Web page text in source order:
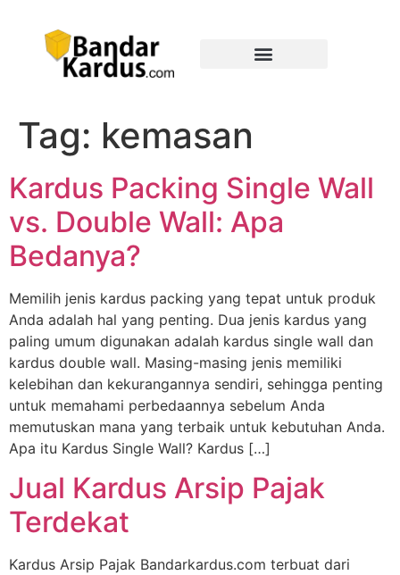
Tag: kemasan
Kardus Packing Single Wall
vs. Double Wall: Apa
Bedanya?
Memilih jenis kardus packing yang tepat untuk produk
Anda adalah hal yang penting. Dua jenis kardus yang
paling umum digunakan adalah kardus single wall dan
kardus double wall. Masing-masing jenis memiliki
kelebihan dan kekurangannya sendiri, sehingga penting
untuk memahami perbedaannya sebelum Anda
memutuskan mana yang terbaik untuk kebutuhan Anda.
Apa itu Kardus Single Wall? Kardus […]
Jual Kardus Arsip Pajak
Terdekat
Kardus Arsip Pajak Bandarkardus.com terbuat dari